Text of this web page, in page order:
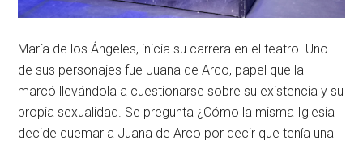
María de los Ángeles, inicia su carrera en el teatro. Uno
de sus personajes fue Juana de Arco, papel que la
marcó llevándola a cuestionarse sobre su existencia y su
propia sexualidad. Se pregunta ¿Cómo la misma Iglesia
decide quemar a Juana de Arco por decir que tenía una